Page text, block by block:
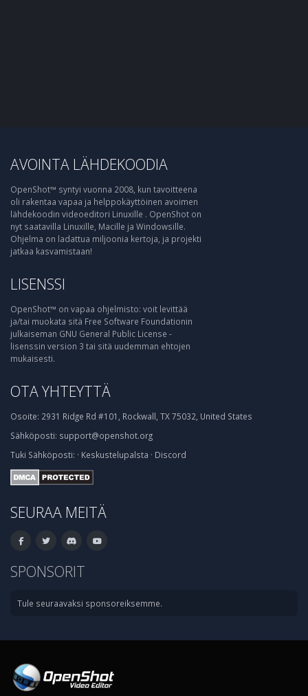
AVOINTA LÄHDEKOODIA
OpenShot™ syntyi vuonna 2008, kun tavoitteena
oli rakentaa vapaa ja helppokäyttöinen avoimen
lähdekoodin videoeditori Linuxille . OpenShot on
nyt saatavilla Linuxille, Macille ja Windowsille.
Ohjelma on ladattua miljoonia kertoja, ja projekti
jatkaa kasvamistaan!
LISENSSI
OpenShot™ on vapaa ohjelmisto: voit levittää
ja/tai muokata sitä Free Software Foundationin
julkaiseman GNU General Public License -
lisenssin version 3 tai sitä uudemman ehtojen
mukaisesti.
OTA YHTEYTTÄ
Osoite: 2931 Ridge Rd #101, Rockwall, TX 75032, United States
Sähköposti: support@openshot.org
Tuki Sähköposti: · Keskustelupalsta · Discord
SEURAA MEITÄ
SPONSORIT
Tule seuraavaksi sponsoreiksemme.